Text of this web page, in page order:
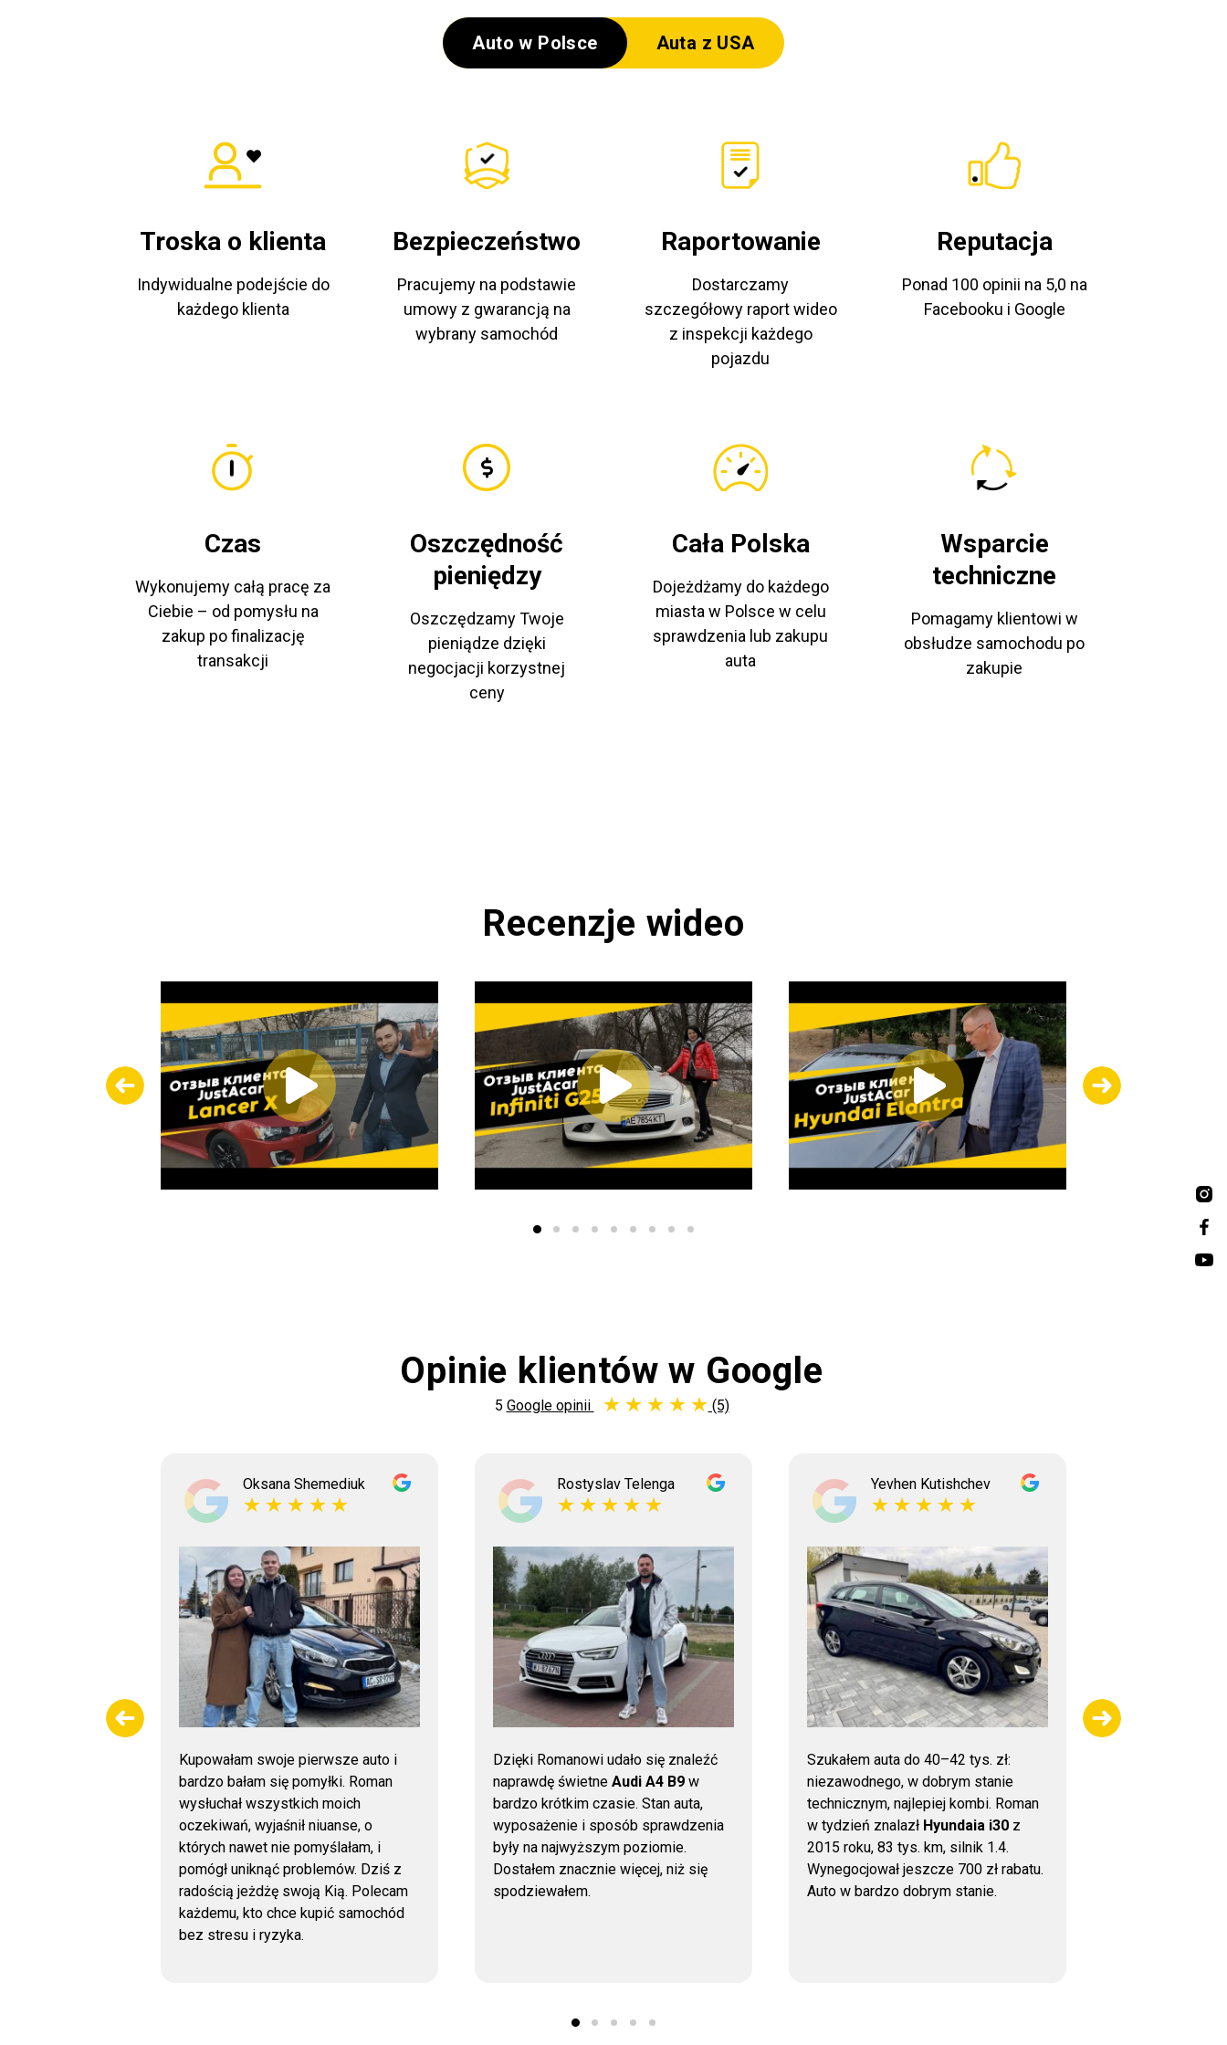
Auto w Polsce Auta z USA
Troska o klienta
Indywidualne podejście do
każdego klienta
Bezpieczeństwo
Pracujemy na podstawie
umowy z gwarancją na
wybrany samochód
Raportowanie
Dostarczamy
szczegółowy raport wideo
z inspekcji każdego
pojazdu
Reputacja
Ponad 100 opinii na 5,0 na
Facebooku i Google
Czas
Wykonujemy całą pracę za
Ciebie – od pomysłu na
zakup po finalizację
transakcji
Oszczędność
pieniędzy
Oszczędzamy Twoje
pieniądze dzięki
negocjacji korzystnej
ceny
Cała Polska
Dojeżdżamy do każdego
miasta w Polsce w celu
sprawdzenia lub zakupu
auta
Wsparcie
techniczne
Pomagamy klientowi w
obsłudze samochodu po
zakupie
Recenzje wideo
Opinie klientów w Google
5 Google opinii (5)
Oksana Shemediuk
Kupowałam swoje pierwsze auto i
bardzo bałam się pomyłki. Roman
wysłuchał wszystkich moich
oczekiwań, wyjaśnił niuanse, o
których nawet nie pomyślałam, i
pomógł uniknąć problemów. Dziś z
radością jeżdżę swoją Kią. Polecam
każdemu, kto chce kupić samochód
bez stresu i ryzyka.
Rostyslav Telenga
Dzięki Romanowi udało się znaleźć
naprawdę świetne Audi A4 B9 w
bardzo krótkim czasie. Stan auta,
wyposażenie i sposób sprawdzenia
były na najwyższym poziomie.
Dostałem znacznie więcej, niż się
spodziewałem.
Yevhen Kutishchev
Szukałem auta do 40–42 tys. zł:
niezawodnego, w dobrym stanie
technicznym, najlepiej kombi. Roman
w tydzień znalazł Hyundaia i30 z
2015 roku, 83 tys. km, silnik 1.4.
Wynegocjował jeszcze 700 zł rabatu.
Auto w bardzo dobrym stanie.